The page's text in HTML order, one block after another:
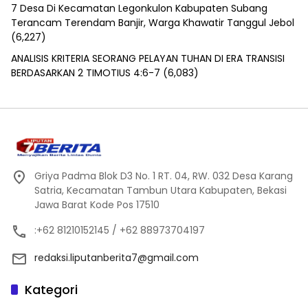
7 Desa Di Kecamatan Legonkulon Kabupaten Subang
Terancam Terendam Banjir, Warga Khawatir Tanggul Jebol
(6,227)
ANALISIS KRITERIA SEORANG PELAYAN TUHAN DI ERA TRANSISI
BERDASARKAN 2 TIMOTIUS 4:6-7 (6,083)
Griya Padma Blok D3 No. 1 RT. 04, RW. 032 Desa Karang
Satria, Kecamatan Tambun Utara Kabupaten, Bekasi
Jawa Barat Kode Pos 17510
:+62 81210152145 / +62 88973704197
redaksi.liputanberita7@gmail.com
Kategori